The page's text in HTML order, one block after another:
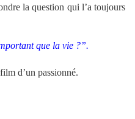
la question qui l’a toujours
que la vie ?”.
d’un passionné.